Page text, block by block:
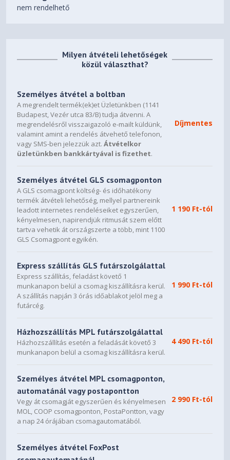
Battery
DESIGN
Touchscreen None
Keyboard Backlit, Hungarian
Touchpad
Buttonless Mylar® surface
multi-touch touchpad, supports
Precision TouchPad (PTP), 75 x
120 mm (2.95 x 4.72 inches)
Case Color Cloud Grey
Surface Treatment
Aluminium Stamping
Case Material
Aluminium (Top), Aluminium
(Bottom)
Pen Pen Not Supported
(13.52 x 9.38 x 0.69 inches)
Weight
Around 1.79 kg (3.95 lbs)
SOFTWARE
Operating System
Windows® 11 Home,
Hungarian / English
Bundled Software
nem rendelhető
Milyen átvételi lehetőségek
közül választhat?
Személyes átvétel a boltban
A megrendelt termék(ek)et Üzletünkben (1141
Budapest, Vezér utca 83/B) tudja átvenni. A
megrendelésről visszaigazoló e-mailt küldünk,
valamint amint a rendelés átvehető telefonon,
vagy SMS-ben jelezzük azt.Átvételkor
üzletünkben bankkártyával is fizethet.
Díjmentes
Személyes átvétel GLS csomagponton
A GLS csomagpont költség- és időhatékony
termék átvételi lehetőség, mellyel partnereink
leadott internetes rendeléseiket egyszerűen,
kényelmesen, napirendjük ritmusát szem előtt
tartva vehetik át országszerte a több, mint 1100
GLS Csomagpont egyikén.
1 190 Ft-tól
Express szállítás GLS futárszolgálattal
Express szállítás, feladást követő 1
munkanapon belül a csomag kiszállításra kerül.
A szállítás napján 3 órás időablakot jelöl meg a
futárcég.
1 990 Ft-tól
Házhozszállítás MPL futárszolgálattal
Házhozszállítás esetén a feladását követő 3
munkanapon belül a csomag kiszállításra kerül.
4 490 Ft-tól
Személyes átvétel MPL csomagponton,
automatánál vagy postapontton
Vegy át csomagját egyszerűen és kényelmesen
MOL, COOP csomagponton, PostaPontton, vagy
a nap 24 órájában csomagautomatából.
2 990 Ft-tól
Személyes átvétel FoxPost